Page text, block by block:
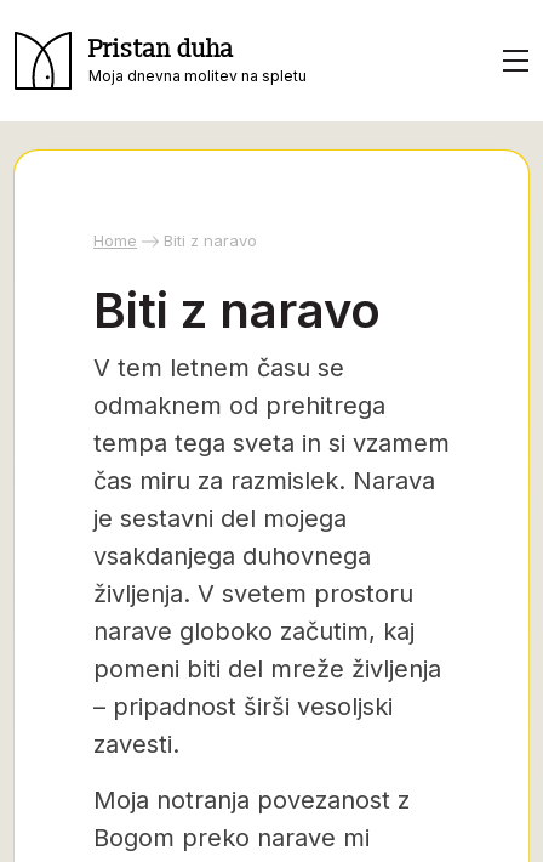
Pristan duha
Moja dnevna molitev na spletu
Home Biti z naravo
Biti z naravo
V tem letnem času se
odmaknem od prehitrega
tempa tega sveta in si vzamem
čas miru za razmislek. Narava
je sestavni del mojega
vsakdanjega duhovnega
življenja. V svetem prostoru
narave globoko začutim, kaj
pomeni biti del mreže življenja
– pripadnost širši vesoljski
zavesti.
Moja notranja povezanost z
Bogom preko narave mi